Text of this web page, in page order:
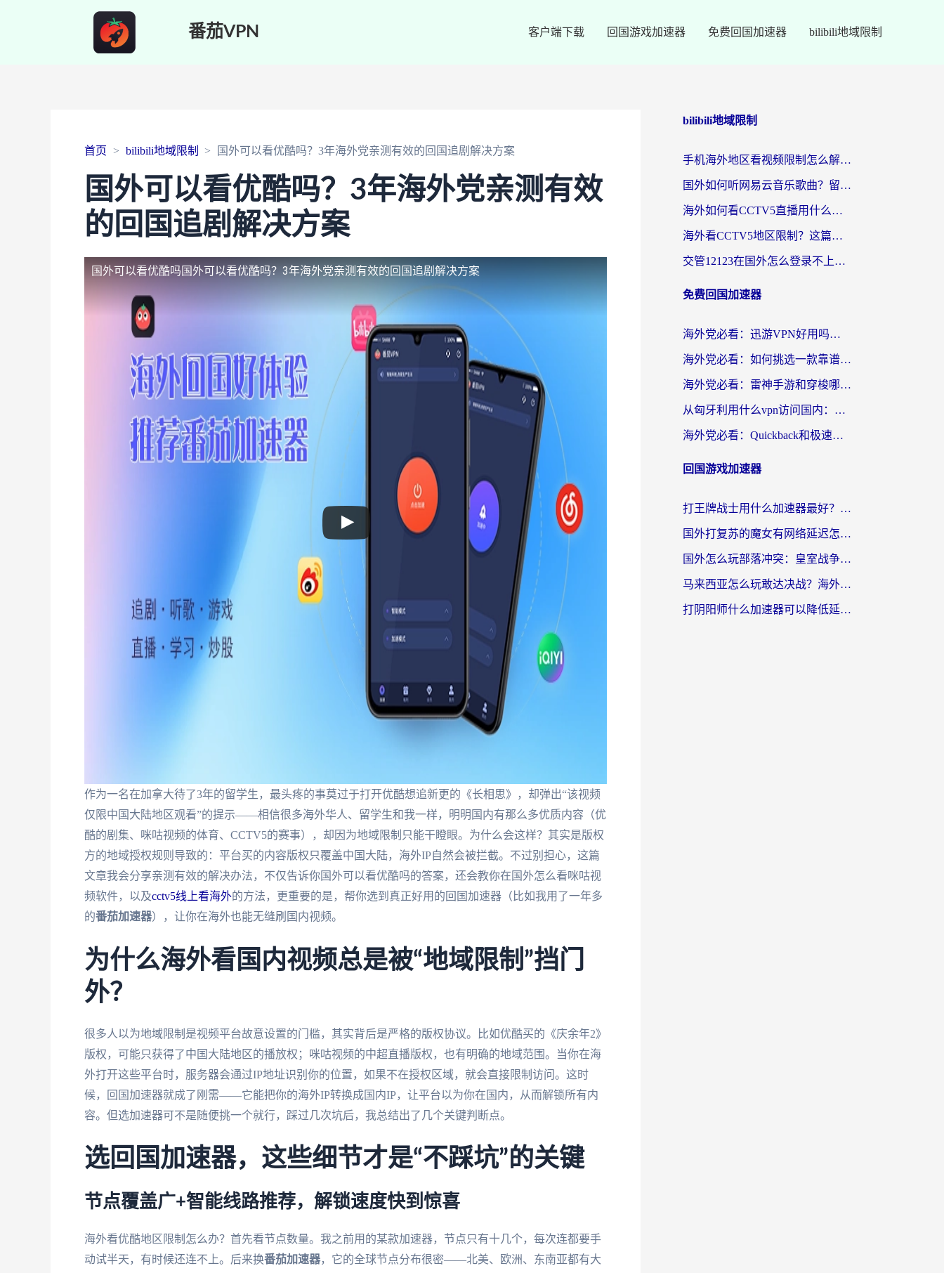
番茄VPN 客户端下载 回国游戏加速器 免费回国加速器 bilibili地域限制
首页 bilibili地域限制 国外可以看优酷吗？3年海外党亲测有效的回国追剧解决方案
国外可以看优酷吗？3年海外党亲测有效
的回国追剧解决方案
国外可以看优酷吗国外可以看优酷吗？3年海外党亲测有效的回国追剧解决方案
作为一名在加拿大待了3年的留学生，最头疼的事莫过于打开优酷想追新更的《长相思》，却弹出“该视频
仅限中国大陆地区观看”的提示——相信很多海外华人、留学生和我一样，明明国内有那么多优质内容（优
酷的剧集、咪咕视频的体育、CCTV5的赛事），却因为地域限制只能干瞪眼。为什么会这样？其实是版权
方的地域授权规则导致的：平台买的内容版权只覆盖中国大陆，海外IP自然会被拦截。不过别担心，这篇
文章我会分享亲测有效的解决办法，不仅告诉你国外可以看优酷吗的答案，还会教你在国外怎么看咪咕视
频软件，以及cctv5线上看海外的方法，更重要的是，帮你选到真正好用的回国加速器（比如我用了一年多
的番茄加速器），让你在海外也能无缝刷国内视频。
为什么海外看国内视频总是被“地域限制”挡门
外？
很多人以为地域限制是视频平台故意设置的门槛，其实背后是严格的版权协议。比如优酷买的《庆余年2》
版权，可能只获得了中国大陆地区的播放权；咪咕视频的中超直播版权，也有明确的地域范围。当你在海
外打开这些平台时，服务器会通过IP地址识别你的位置，如果不在授权区域，就会直接限制访问。这时
候，回国加速器就成了刚需——它能把你的海外IP转换成国内IP，让平台以为你在国内，从而解锁所有内
容。但选加速器可不是随便挑一个就行，踩过几次坑后，我总结出了几个关键判断点。
选回国加速器，这些细节才是“不踩坑”的关键
节点覆盖广+智能线路推荐，解锁速度快到惊喜
海外看优酷地区限制怎么办？首先看节点数量。我之前用的某款加速器，节点只有十几个，每次连都要手
动试半天，有时候还连不上。后来换番茄加速器，它的全球节点分布很密——北美、欧洲、东南亚都有大
bilibili地域限制
手机海外地区看视频限制怎么解决？留学生亲测有效的回国加速器指南
国外如何听网易云音乐歌曲？留学生亲测有效的回国加速方案
海外如何看CCTV5直播用什么平台？2026最新指南：看欧洲杯、中超、奥运不再卡
海外看CCTV5地区限制？这篇指南帮你流畅看欧洲杯、NBA还听中文解说
交管12123在国外怎么登录不上？海外华人必看的回国加速器选择指南
免费回国加速器
海外党必看：迅游VPN好用吗？和OurPlay VPN对比哪个回国效果更好？附真实体验测评
海外党必看：如何挑选一款靠谱的PC端VPN，让回国冲浪不再卡顿
海外党必看：雷神手游和穿梭哪个好？3步教你选对回国加速器（附实测对比）
从匈牙利用什么vpn访问国内：一份海外游子的网络归乡指南
海外党必看：Quickback和极速穿梭VPN好用吗？3步选对回国加速器实现无缝刷国内资源
回国游戏加速器
打王牌战士用什么加速器最好？海外玩家的终极选择指南
国外打复苏的魔女有网络延迟怎么办？2026海外玩家国服游戏加速全攻略
国外怎么玩部落冲突：皇室战争不卡？海外玩家畅玩国服游戏终极指南
马来西亚怎么玩敢达决战？海外党国服游戏加速避坑指南（附实测推荐）
打阴阳师什么加速器可以降低延迟？海外玩家的真实困境与破局